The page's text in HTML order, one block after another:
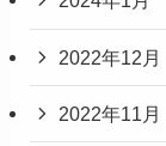
2022年12月
2022年11月